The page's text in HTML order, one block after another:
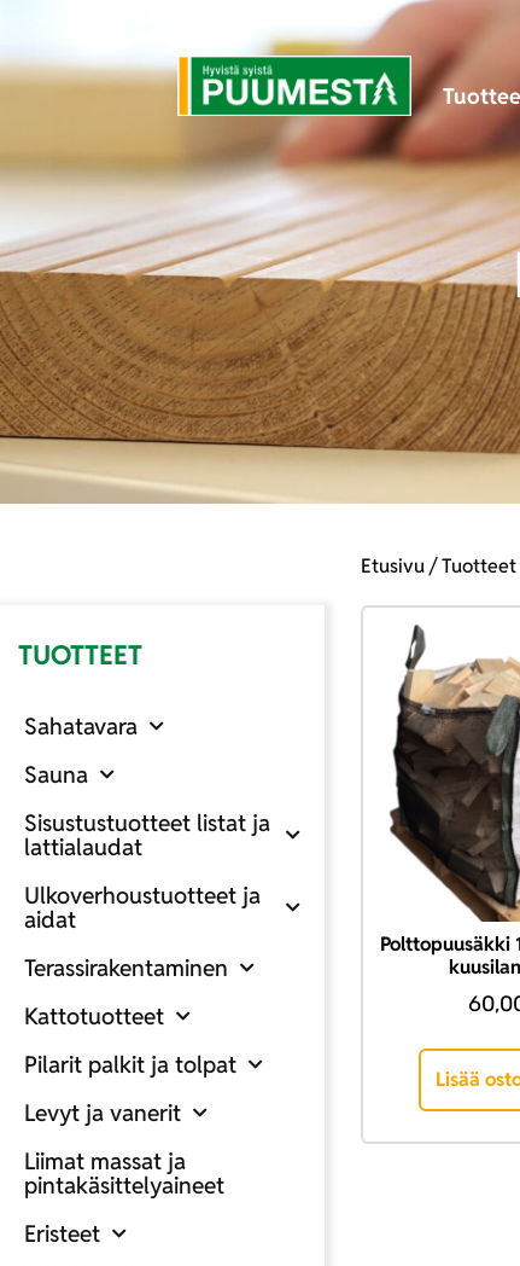
Etusivu/ Tuotteet
TUOTTEET
Sahatavara
Sauna
Sisustustuotteet listat ja
lattialaudat
Ulkoverhoustuotteet ja
aidat
Terassirakentaminen
Kattotuotteet
Pilarit palkit ja tolpat
Levyt ja vanerit
Liimat massat ja
pintakäsittelyaineet
Eristeet
Polttopuusäkki
Lisää